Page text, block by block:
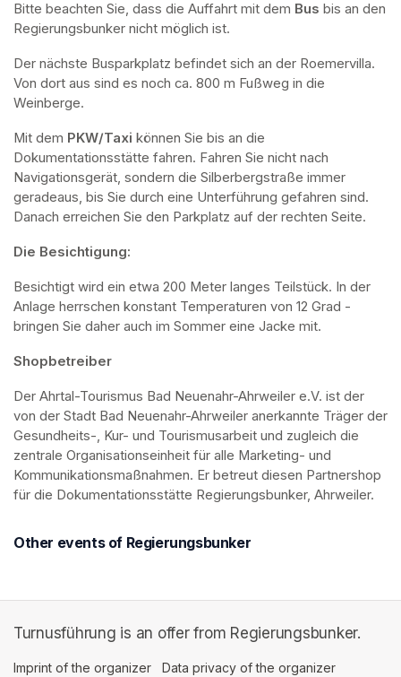
Bitte beachten Sie, dass die Auffahrt mit dem Bus bis an den
Regierungsbunker nicht möglich ist.
Der nächste Busparkplatz befindet sich an der Roemervilla.
Von dort aus sind es noch ca. 800 m Fußweg in die
Weinberge.
Mit dem PKW/Taxi können Sie bis an die
Dokumentationsstätte fahren. Fahren Sie nicht nach
Navigationsgerät, sondern die Silberbergstraße immer
geradeaus, bis Sie durch eine Unterführung gefahren sind.
Danach erreichen Sie den Parkplatz auf der rechten Seite.
Die Besichtigung:
Besichtigt wird ein etwa 200 Meter langes Teilstück. In der
Anlage herrschen konstant Temperaturen von 12 Grad -
bringen Sie daher auch im Sommer eine Jacke mit.
Shopbetreiber
Der Ahrtal-Tourismus Bad Neuenahr-Ahrweiler e.V. ist der
von der Stadt Bad Neuenahr-Ahrweiler anerkannte Träger der
Gesundheits-, Kur- und Tourismusarbeit und zugleich die
zentrale Organisationseinheit für alle Marketing- und
Kommunikationsmaßnahmen. Er betreut diesen Partnershop
für die Dokumentationsstätte Regierungsbunker, Ahrweiler.
Other events of Regierungsbunker
Turnusführung is an offer from Regierungsbunker.
Imprint of the organizer (opens in a new tab)
Data privacy of the organizer